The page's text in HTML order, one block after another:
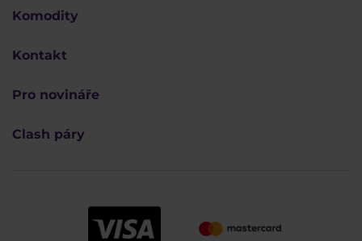
Komodity
Kontakt
Pro novináře
Clash páry